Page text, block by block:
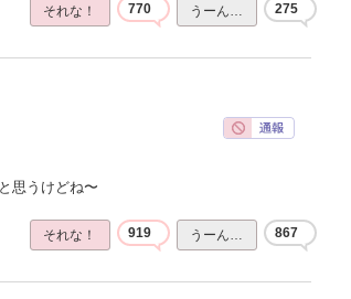
それな！ 770 うーん… 275
思うけどね〜
それな！ 919 うーん… 867